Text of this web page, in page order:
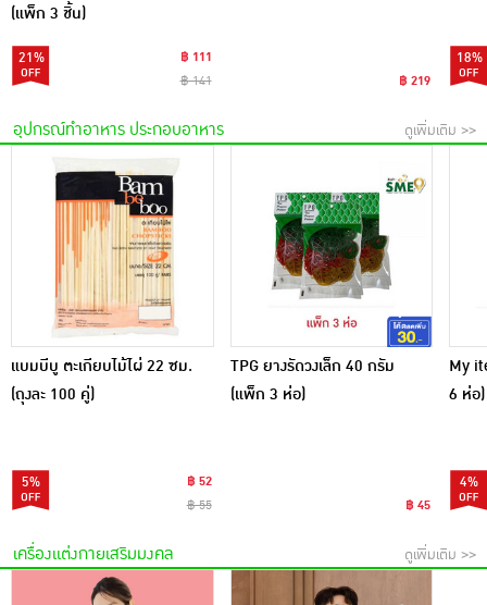
(แพ็ก 3 ชิ้น)
21%
฿ 111
฿ 141
฿ 219
18%
อุปกรณ์ทำอาหาร ประกอบอาหาร ดูเพิ่มเติม >>
แบมบีบู ตะเกียบไม้ไผ่ 22 ซม.
(ถุงละ 100 คู่)
5%
฿ 52
฿ 55
TPG ยางรัดวงเล็ก 40 กรัม
(แพ็ก 3 ห่อ)
฿ 45
My
6 ห่อ)
4%
เครื่องแต่งกายเสริมมงคล ดูเพิ่มเติม >>